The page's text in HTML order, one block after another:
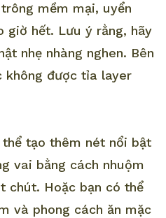
mềm mại, uyển
giờ hết. Lưu ý rằng, hãy
nhẹ nhàng nghen. Bên
không được tỉa layer
tạo thêm nét nổi bật
vai bằng cách nhuộm
chút. Hoặc bạn có thể
và phong cách ăn mặc